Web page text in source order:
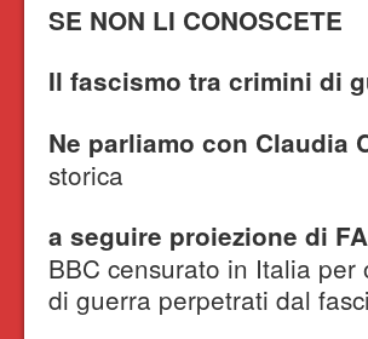
SE NON LI CONOSCETE
Il fascismo tra crimini di
Ne parliamo con Claudia
storica
a seguire proiezione di
BBC censurato in Italia per
di guerra perpetrati dal